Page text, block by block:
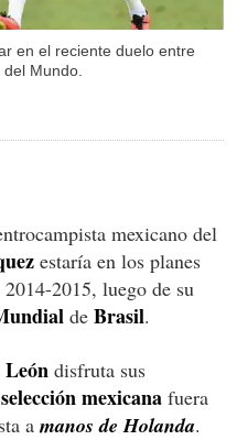
en el reciente duelo entre
Mundo.
mexicano del
estaría en los planes
2015, luego de su
de Brasil.
León disfruta sus
selección mexicana fuera
a manos de Holanda.